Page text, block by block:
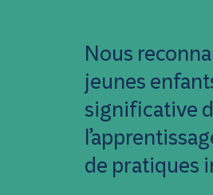
Nous
jeunes
significative
de pratiques